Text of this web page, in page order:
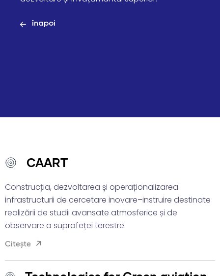
înapoi
CAART
Construcția, dezvoltarea și operaționalizarea
infrastructurii de cercetare inovare–instruire destinate
realizării de studii avansate atmosferice și de
observare a suprafeței terestre.
Citește